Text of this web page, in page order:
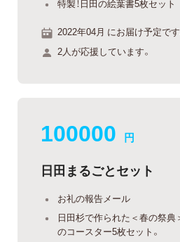
特製！日田の絵葉書5枚セット
2022年04月 にお届け予定です
2人が応援しています。
100000 円
日田まるごとセット
お礼の報告メール
日田杉で作られた＜春の祭
のコースター5枚セット。